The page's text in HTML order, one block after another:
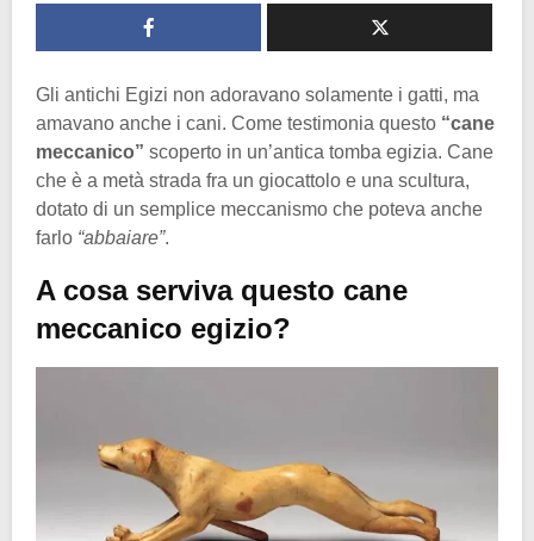
Gli antichi Egizi non adoravano solamente i gatti, ma
amavano anche i cani. Come testimonia questo “cane
meccanico” scoperto in un’antica tomba egizia. Cane
che è a metà strada fra un giocattolo e una scultura,
dotato di un semplice meccanismo che poteva anche
farlo “abbaiare”.
A cosa serviva questo cane
meccanico egizio?